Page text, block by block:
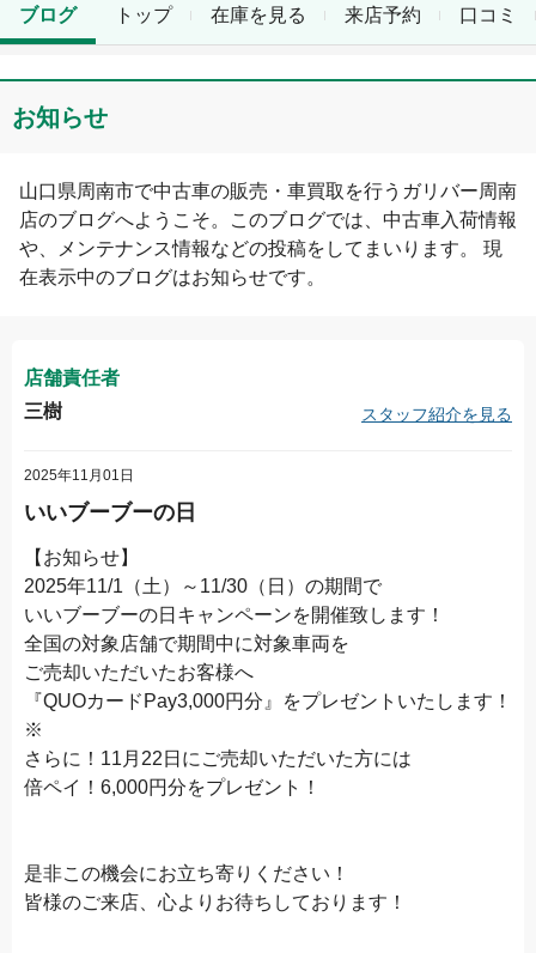
トップ 在庫を見る 来店予約 口コミ
ブログ
お知らせ
山口県周南市で中古車の販売・車買取を行う ガリバー周南
店のブログへようこそ。このブログでは、中古車入荷情報
や、メンテナンス情報などの投稿をしてまいります。 現
在表示中のブログはお知らせです。
店舗責任者
三樹
スタッフ紹介を見る
2025年11月01日
いいブーブーの日
【お知らせ】
2025年11/1（土）～11/30（日）の期間で
いいブーブーの日キャンペーンを開催致します！
全国の対象店舗で期間中に対象車両を
ご売却いただいたお客様へ
『QUOカードPay3,000円分』をプレゼントいたします！
※
さらに！11月22日にご売却いただいた方には
倍ペイ！6,000円分をプレゼント！
是非この機会にお立ち寄りください！
皆様のご来店、心よりお待ちしております！